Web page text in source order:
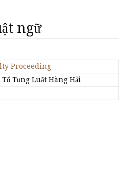
ngữ
Proceeding
Tố Tụng Luật Hàng Hải